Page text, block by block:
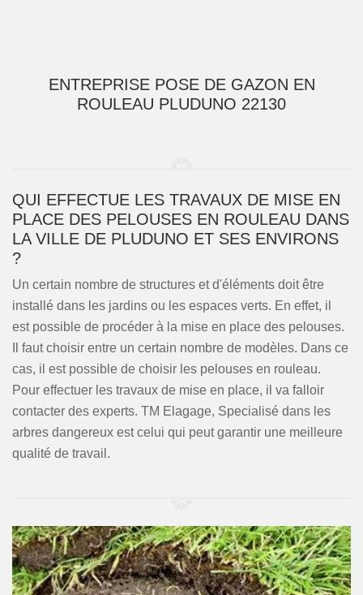
ENTREPRISE POSE DE GAZON EN
ROULEAU PLUDUNO 22130
QUI EFFECTUE LES TRAVAUX DE MISE EN
PLACE DES PELOUSES EN ROULEAU DANS
LA VILLE DE PLUDUNO ET SES ENVIRONS
?
Un certain nombre de structures et d'éléments doit être
installé dans les jardins ou les espaces verts. En effet, il
est possible de procéder à la mise en place des pelouses.
Il faut choisir entre un certain nombre de modèles. Dans ce
cas, il est possible de choisir les pelouses en rouleau.
Pour effectuer les travaux de mise en place, il va falloir
contacter des experts. TM Elagage, Specialisé dans les
arbres dangereux est celui qui peut garantir une meilleure
qualité de travail.